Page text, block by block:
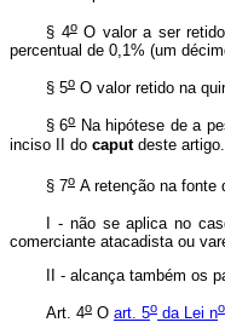
§ 4oO valor a ser
percentual de 0,1% (um
§ 5o O valor retido na
§ 6oNa hipótese de a
inciso II do caputdeste
§ 7o A retenção na fonte
I - não se aplica no
comerciante atacadista ou
II - alcança também os
Art. 4o O art. 5o da Lei no